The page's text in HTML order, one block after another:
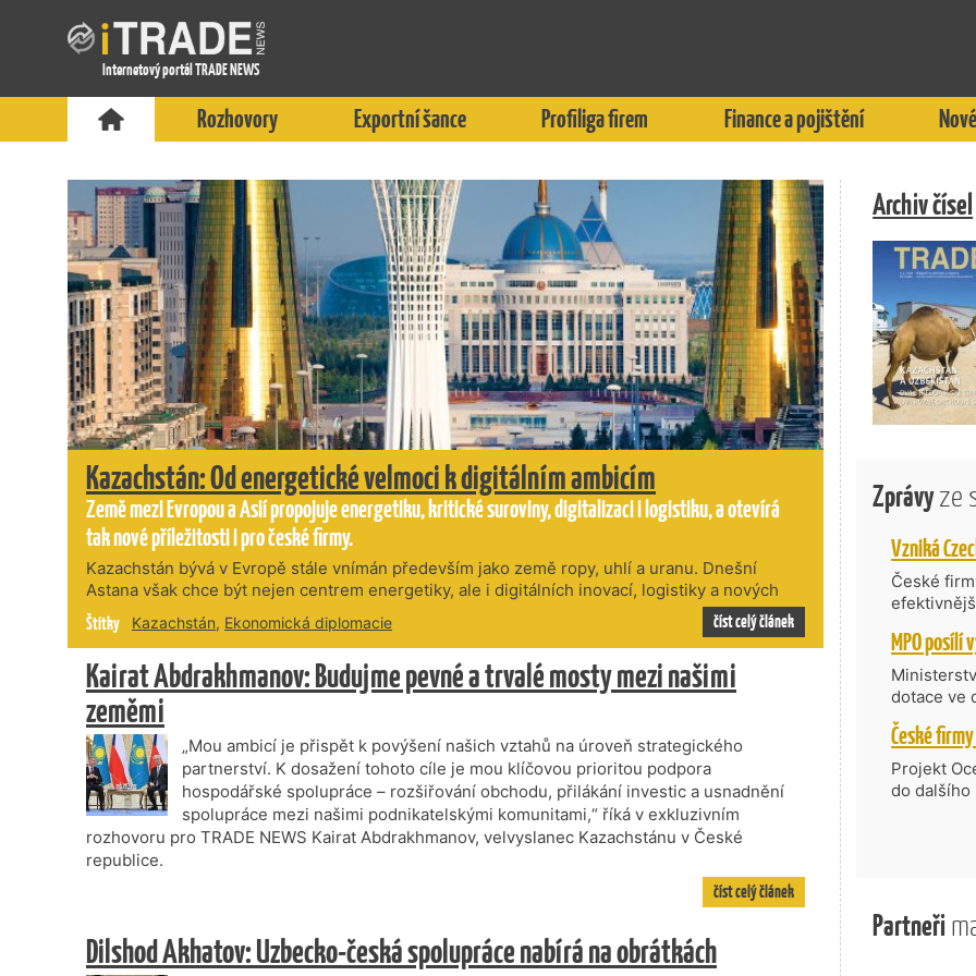
Internetový portál TRADE NEWS
Rozhovory Exportní šance Profiliga firem Finance a pojištění
Kazachstán: Od energetické velmoci k digitálním ambicím
Země mezi Evropou a Asií propojuje energetiku, kritické suroviny, digitalizaci i logistiku, a otevírá
tak nové příležitosti i pro české firmy.
Kazachstán bývá v Evropě stále vnímán především jako země ropy, uhlí a uranu. Dnešní
Astana však chce být nejen centrem energetiky, ale i digitálních inovací, logistiky a nových
průmyslových příležitostí. Největší vnitrozemský stát světa se tak vedle své tradiční
surovinové základny stále výrazněji profiluje jako země, která chce budoucí růst opřít o
inovace, digitalizaci a technologie s vyšší přidanou hodnotou.
Štítky Kazachstán, Ekonomická diplomacie číst celý článek
Kairat Abdrakhmanov: Budujme pevné a trvalé mosty mezi našimi
zeměmi
„Mou ambicí je přispět k povýšení našich vztahů na úroveň strategického
partnerství. K dosažení tohoto cíle je mou klíčovou prioritou podpora
hospodářské spolupráce – rozšiřování obchodu, přilákání investic a usnadnění
spolupráce mezi našimi podnikatelskými komunitami,“ říká v exkluzivním
rozhovoru pro TRADE NEWS Kairat Abdrakhmanov, velvyslanec Kazachstánu v České
republice.
číst celý článek
Dilshod Akhatov: Uzbecko-česká spolupráce nabírá na obrátkách
Archiv čísel
Zprávyze
České
nabídne
zahraniční
dotace ve
Transfer,
Částkou
umělé
do
Projekt
do dalšího
prosazují
příběh.
Partneři